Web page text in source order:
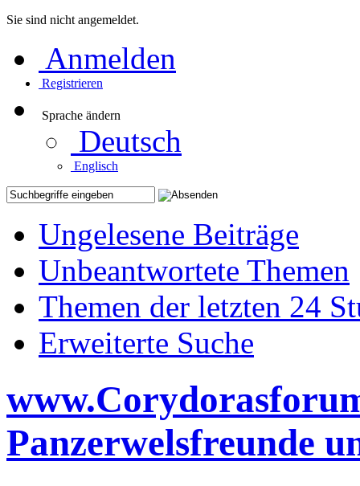
Sie sind nicht angemeldet.
Anmelden
Registrieren
Sprache ändern
Deutsch
Englisch
Ungelesene Beiträge
Unbeantwortete Themen
Themen der letzten 24
Erweiterte Suche
Panzerwelsfreunde